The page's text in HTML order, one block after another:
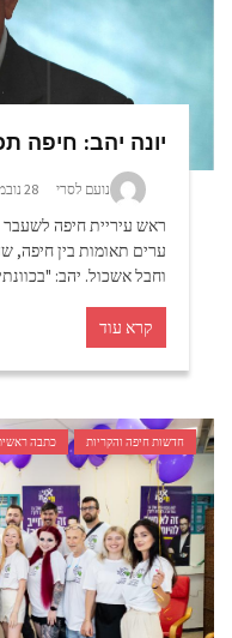
יונה יהב: חיפה
נועם לסרי 28 נובמבר, 2023
ראש עיריית חיפה לשעבר
ערים תאומות בין חיפה,
וחבל אשכול. יהב:
קרא עוד
חדשות חיפה והקריות כתבה